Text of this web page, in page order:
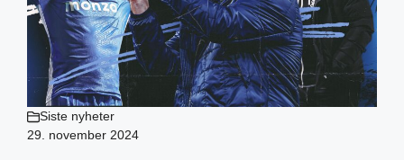
Siste nyheter
29. november 2024